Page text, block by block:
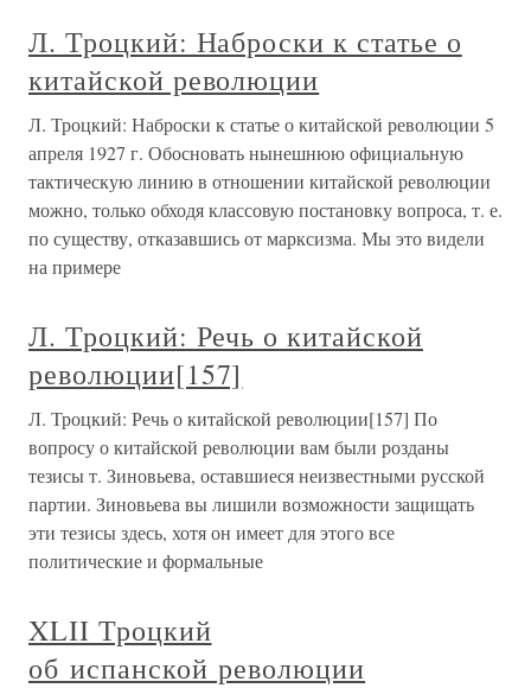
Л. Троцкий: Наброски к статье о
китайской революции
Л. Троцкий: Наброски к статье о китайской революции 5
апреля 1927 г. Обосновать нынешнюю официальную
тактическую линию в отношении китайской революции
можно, только обходя классовую постановку вопроса, т. е.
по существу, отказавшись от марксизма. Мы это видели
на примере
Л. Троцкий: Речь о китайской
революции[157]
Л. Троцкий: Речь о китайской революции[157] По
вопросу о китайской революции вам были розданы
тезисы т. Зиновьева, оставшиеся неизвестными русской
партии. Зиновьева вы лишили возможности защищать
эти тезисы здесь, хотя он имеет для этого все
политические и формальные
XLII Троцкий
об испанской революции